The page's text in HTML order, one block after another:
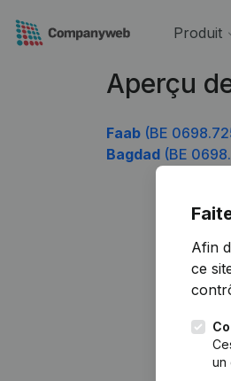
Produit
Aperçu
Faab (BE
Bagdad (BE
Afin
ce
un